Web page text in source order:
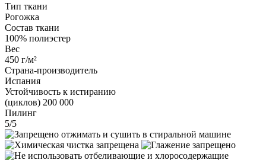
Тип ткани
Рогожка
Состав ткани
100% полиэстер
Вес
450 г/м²
Страна-производитель
Испания
Устойчивость к истиранию
(циклов) 200 000
Пилинг
5/5